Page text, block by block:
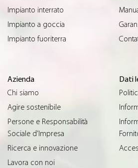
Impianto interrato
Impianto a goccia
Impianto fuoriterra
Azienda
Chi siamo
Agire sostenibile
Persone e Responsabilità
Sociale d’Impresa
Ricerca e innovazione
Lavora con noi
Dati